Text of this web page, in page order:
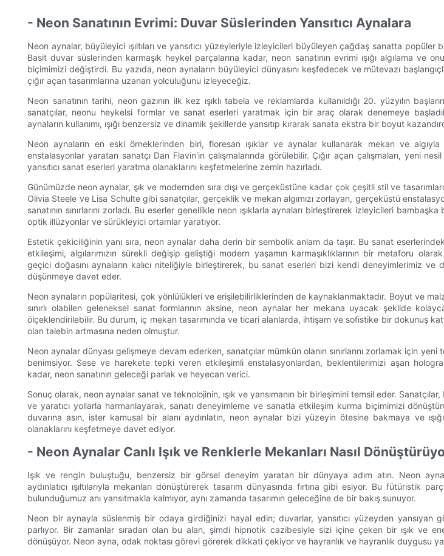
- Neon Sanatının Evrimi: Duvar Süslerinden Yansıtıcı Aynalara
Neon aynalar, büyüleyici ışıltıları ve yansıtıcı yüzeyleriyle izleyicileri büyüleyen çağdaş sanatta popüler
Basit duvar süslerinden karmaşık heykel parçalarına kadar, neon sanatının evrimi ışığı algılama ve
biçimimizi değiştirdi. Bu yazıda, neon aynaların büyüleyici dünyasını keşfedecek ve mütevazı
çığır açan tasarımlarına uzanan yolculuğunu izleyeceğiz.
Neon sanatının tarihi, neon gazının ilk kez ışıklı tabela ve reklamlarda kullanıldığı 20. yüzyılın
sanatçılar, neonu heykelsi formlar ve sanat eserleri yaratmak için bir araç olarak denemeye
aynaların kullanımı, ışığı benzersiz ve dinamik şekillerde yansıtıp kırarak sanata ekstra bir boyut
Neon aynaların en eski örneklerinden biri, floresan ışıklar ve aynalar kullanarak mekan ve algıyla
enstalasyonlar yaratan sanatçı Dan Flavin'in çalışmalarında görülebilir. Çığır açan çalışmaları, yeni nesil
yansıtıcı sanat eserleri yaratma olanaklarını keşfetmelerine zemin hazırladı.
Günümüzde neon aynalar, şık ve modernden sıra dışı ve gerçeküstüne kadar çok çeşitli stil ve
Olivia Steele ve Lisa Schulte gibi sanatçılar, gerçeklik ve mekan algımızı zorlayan, gerçeküstü
sanatının sınırlarını zorladı. Bu eserler genellikle neon ışıklarla aynaları birleştirerek izleyicileri
optik illüzyonlar ve sürükleyici ortamlar yaratıyor.
Estetik çekiciliğinin yanı sıra, neon aynalar daha derin bir sembolik anlam da taşır. Bu sanat eserlerindeki
etkileşimi, algılarımızın sürekli değişip geliştiği modern yaşamın karmaşıklıklarının bir metaforu
geçici doğasını aynaların kalıcı niteliğiyle birleştirerek, bu sanat eserleri bizi kendi deneyimlerimiz ve
düşünmeye davet eder.
Neon aynaların popülaritesi, çok yönlülükleri ve erişilebilirliklerinden de kaynaklanmaktadır. Boyut ve
sınırlı olabilen geleneksel sanat formlarının aksine, neon aynalar her mekana uyacak şekilde
ölçeklendirilebilir. Bu durum, iç mekan tasarımında ve ticari alanlarda, ihtişam ve sofistike bir dokunuş
olan talebin artmasına neden olmuştur.
Neon aynalar dünyası gelişmeye devam ederken, sanatçılar mümkün olanın sınırlarını zorlamak için
benimsiyor. Sese ve harekete tepki veren etkileşimli enstalasyonlardan, beklentilerimizi aşan
kadar, neon sanatının geleceği parlak ve heyecan verici.
Sonuç olarak, neon aynalar sanat ve teknolojinin, ışık ve yansımanın bir birleşimini temsil eder.
ve yaratıcı yollarla harmanlayarak, sanatı deneyimleme ve sanatla etkileşim kurma biçimimizi
duvarına asın, ister kamusal bir alanı aydınlatın, neon aynalar bizi yüzeyin ötesine bakmaya ve
olanaklarını keşfetmeye davet ediyor.
- Neon Aynalar Canlı Işık ve Renklerle Mekanları Nasıl
Işık ve rengin buluştuğu, benzersiz bir görsel deneyim yaratan bir dünyaya adım atın. Neon
aydınlatıcı ışıltılarıyla mekanları dönüştürerek tasarım dünyasında fırtına gibi esiyor. Bu fütüristik
bulunduğumuz anı yansıtmakla kalmıyor, aynı zamanda tasarımın geleceğine de bir bakış sunuyor.
Neon bir aynayla süslenmiş bir odaya girdiğinizi hayal edin; duvarlar, yansıtıcı yüzeyden yansıyan
parlıyor. Bir zamanlar sıradan olan bu alan, şimdi hipnotik cazibesiyle sizi içine çeken bir ışık ve
dönüşüyor. Neon ayna, odak noktası görevi görerek dikkati çekiyor ve hayranlık ve hayranlık duygusu